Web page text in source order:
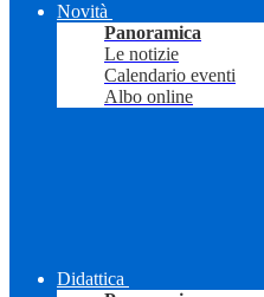
Novità
Panoramica
Le notizie
Calendario eventi
Albo online
Didattica